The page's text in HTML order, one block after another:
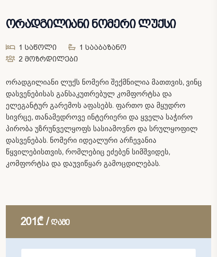
ორადგილიანი ნომერი ლუქსი
1 საწოლი
1 სააბაზანო
2 მოზრდილები
ორადგილიანი ლუქს ნომერი შექმნილია მათთვის, ვინც
დასვენებისას განსაკუთრებულ კომფორტსა და
ელეგანტურ გარემოს აფასებს. ფართო და მყუდრო
სივრცე, თანამედროვე ინტერიერი და ყველა საჭირო
პირობა უზრუნველყოფს სასიამოვნო და სრულყოფილ
დასვენებას. ნომერი იდეალური არჩევანია
წყვილებისთვის, რომლებიც ეძებენ სიმშვიდეს,
კომფორტსა და დაუვიწყარ გამოცდილებას.
201₾ /ღამე